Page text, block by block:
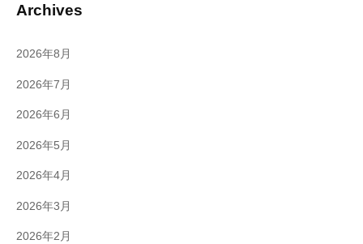
Archives
2026年8月
2026年7月
2026年6月
2026年5月
2026年4月
2026年3月
2026年2月